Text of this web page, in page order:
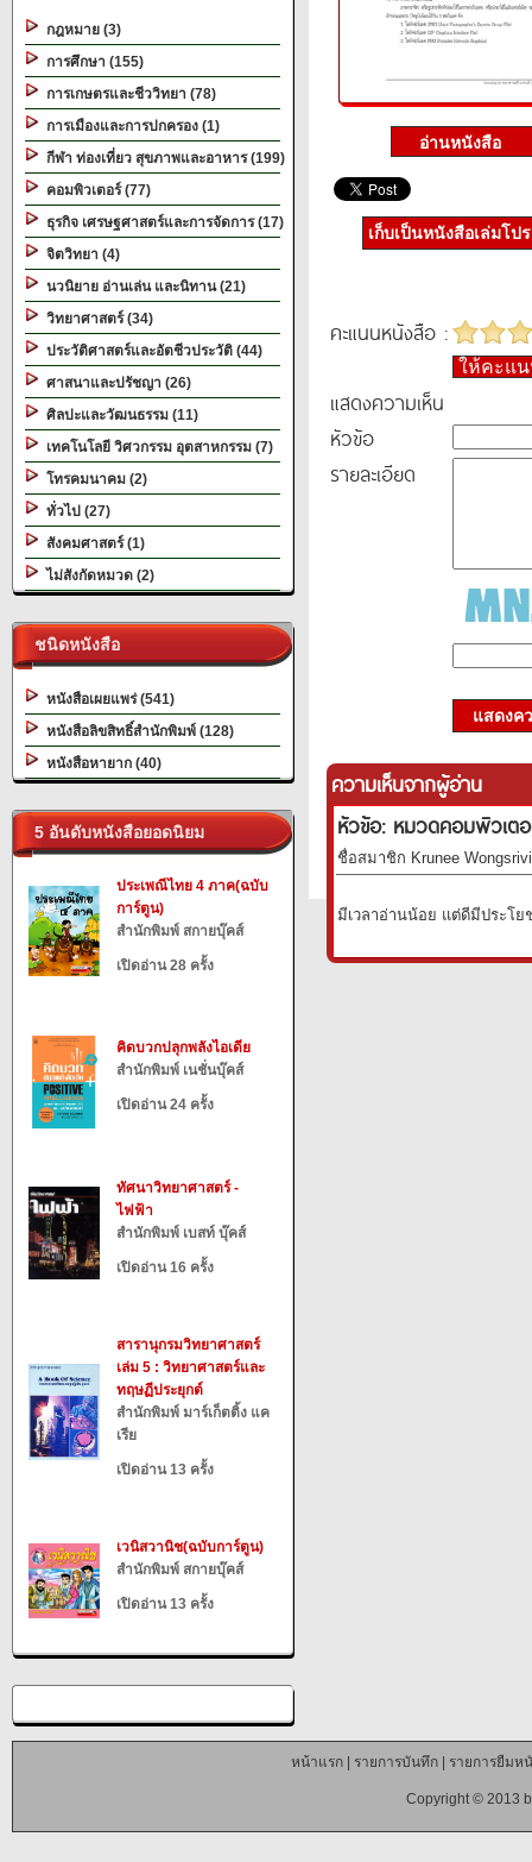
กฎหมาย (3)
การศึกษา (155)
การเกษตรและชีววิทยา (78)
การเมืองและการปกครอง (1)
กีฬา ท่องเที่ยว สุขภาพและอาหาร (199)
คอมพิวเตอร์ (77)
ธุรกิจ เศรษฐศาสตร์และการจัดการ (17)
จิตวิทยา (4)
นวนิยาย อ่านเล่น และนิทาน (21)
วิทยาศาสตร์ (34)
ประวัติศาสตร์และอัตชีวประวัติ (44)
ศาสนาและปรัชญา (26)
ศิลปะและวัฒนธรรม (11)
เทคโนโลยี วิศวกรรม อุตสาหกรรม (7)
โทรคมนาคม (2)
ทั่วไป (27)
สังคมศาสตร์ (1)
ไม่สังกัดหมวด (2)
ชนิดหนังสือ
หนังสือเผยแพร่ (541)
หนังสือลิขสิทธิ์สำนักพิมพ์ (128)
หนังสือหายาก (40)
5 อันดับหนังสือยอดนิยม
ประเพณีไทย 4 ภาค(ฉบับ
การ์ตูน)
สำนักพิมพ์ สกายบุ๊คส์
เปิดอ่าน 28 ครั้ง
คิดบวกปลุกพลังไอเดีย
สำนักพิมพ์ เนชั่นบุ๊คส์
เปิดอ่าน 24 ครั้ง
ทัศนาวิทยาศาสตร์ -
ไฟฟ้า
สำนักพิมพ์ เบสท์ บุ๊คส์
เปิดอ่าน 16 ครั้ง
สารานุกรมวิทยาศาสตร์
เล่ม 5 : วิทยาศาสตร์และ
ทฤษฏีประยุกต์
สำนักพิมพ์ มาร์เก็ตติ้ง แค
เรีย
เปิดอ่าน 13 ครั้ง
เวนิสวานิช(ฉบับการ์ตูน)
สำนักพิมพ์ สกายบุ๊คส์
เปิดอ่าน 13 ครั้ง
เก็บเป็นหนังสือเล่มโป
คะแนนหนังสือ :
ให้คะแ
แสดงความเห็น
หัวข้อ
รายละเอียด
แสดงค
ความเห็นจากผู้อ่าน
หัวข้อ: หมวดคอมพิวเต
ชื่อสมาชิก Krunee
มีเวลาอ่านน้อย แต่ดีมีประโย
หน้าแรก| รายการบันทึก| รายการยืมห
Copyright © 2013